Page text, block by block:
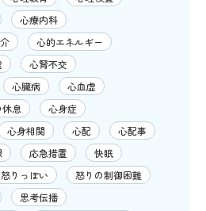
心療内科
心的エネルギー
心腎不交
心臓病
心血虚
息
心身症
心身相関 心配
心配事
応急措置
快眠
怒りっぽい
怒りの制御困難
思考伝播